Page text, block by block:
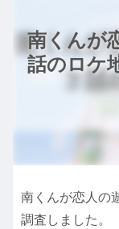
南くんが
話のロケ
南くんが恋人の
調査しました。